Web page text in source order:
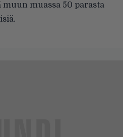
muun muassa 50 parasta